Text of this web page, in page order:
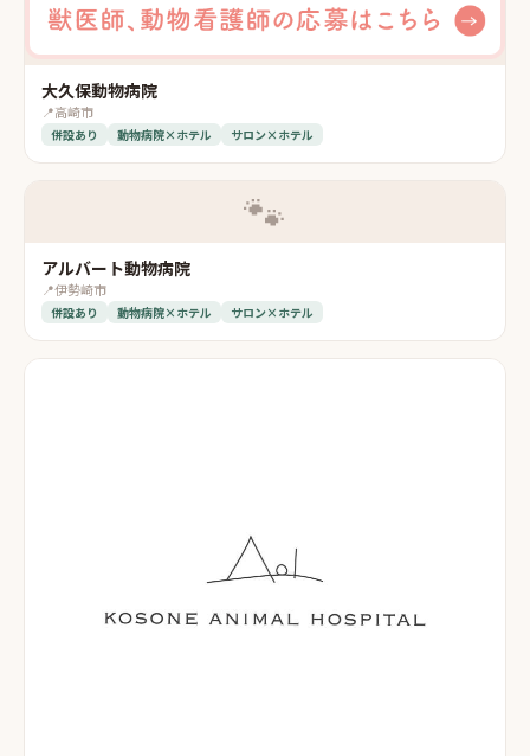
大久保動物病院
📍高崎市
併設あり 動物病院×ホテル サロン×ホテル
🐾
アルバート動物病院
📍伊勢崎市
併設あり 動物病院×ホテル サロン×ホテル